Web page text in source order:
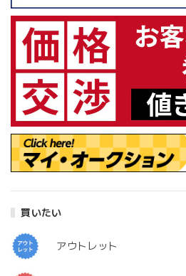
買いたい
アウトレット